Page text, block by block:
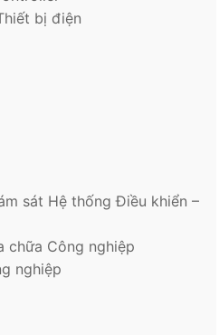
bị điện
sát Hệ thống Điều khiển –
chữa Công nghiệp
nghiệp